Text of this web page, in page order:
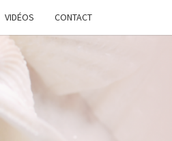
VIDÉOS CONTACT